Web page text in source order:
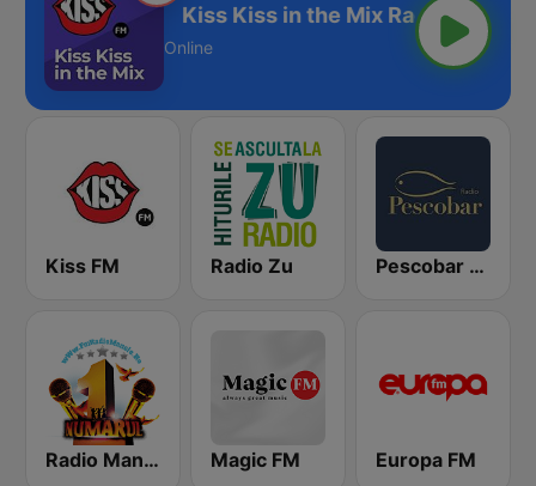
Mix Radio
Online
Kiss FM Radio Zu Pescobar Radio
Radio Manele Magic FM Europa FM